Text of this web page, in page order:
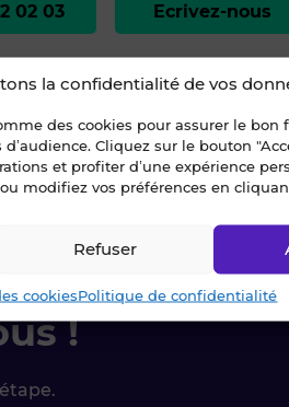
la confidentialité de vos
des cookies pour assurer le
Cliquez sur le bouton
et profiter d’une expérience
modifiez vos préférences en
Refuser
cookiesPolitique de confidentialité
À VENDRE - LOCAL COMMERCIAL 92 m²
02 03 Ecrivez-nous
!